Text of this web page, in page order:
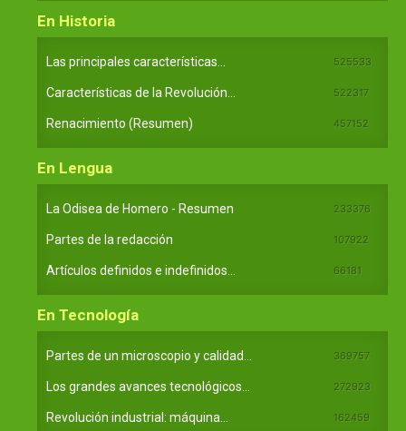
En Historia
Las principales características... 525533
Características de la Revolución... 522317
Renacimiento (Resumen) 457152
En Lengua
La Odisea de Homero - Resumen 233376
Partes de la redacción 107922
Artículos definidos e indefinidos... 66181
En Tecnología
Partes de un microscopio y calidad... 369757
Los grandes avances tecnológicos... 272923
Revolución industrial: máquina... 162459